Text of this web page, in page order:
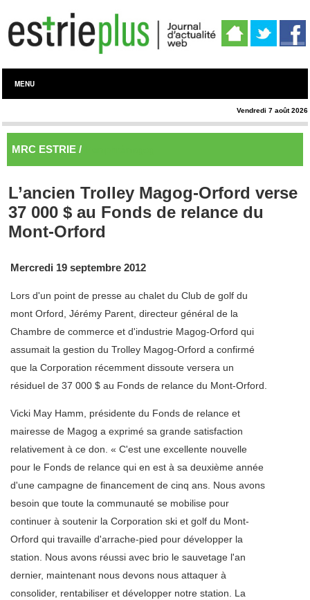
MENU
Vendredi 7 août 2026
MRC ESTRIE /
L’ancien Trolley Magog-Orford verse
37 000 $ au Fonds de relance du
Mont-Orford
Mercredi 19 septembre 2012
Lors d'un point de presse au chalet du Club de golf du
mont Orford, Jérémy Parent, directeur général de la
Chambre de commerce et d'industrie Magog-Orford qui
assumait la gestion du Trolley Magog-Orford a confirmé
que la Corporation récemment dissoute versera un
résiduel de 37 000 $ au Fonds de relance du Mont-Orford.
Vicki May Hamm, présidente du Fonds de relance et
mairesse de Magog a exprimé sa grande satisfaction
relativement à ce don. « C'est une excellente nouvelle
pour le Fonds de relance qui en est à sa deuxième année
d'une campagne de financement de cinq ans. Nous avons
besoin que toute la communauté se mobilise pour
continuer à soutenir la Corporation ski et golf du Mont-
Orford qui travaille d'arrache-pied pour développer la
station. Nous avons réussi avec brio le sauvetage l'an
dernier, maintenant nous devons nous attaquer à
consolider, rentabiliser et développer notre station. La